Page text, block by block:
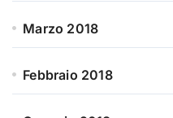
Marzo 2018
Febbraio 2018